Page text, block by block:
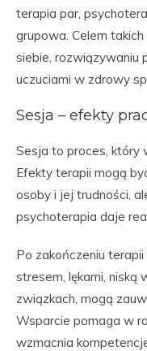
terapia par,
grupowa. Celem
siebie, rozwiązywaniu
uczuciami w zdrowy
Sesja – efekty
Sesja to proces, który
Efekty terapii mogą
osoby i jej trudności,
psychoterapia daje
Po zakończeniu
stresem, lękami, niską
związkach, mogą
Wsparcie pomaga w
wzmacnia